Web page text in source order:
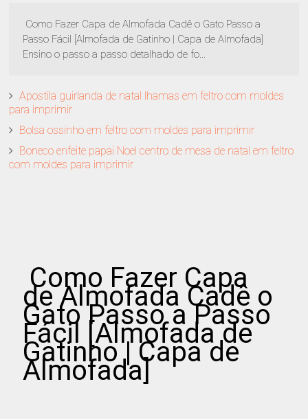
Como Fazer Capa de Almofada Cadê o Gato Passo a
Passo Fácil [Almofada de Gatinho | Capa de Almofada]
Ensino o passo a passo detalhado de fo...
Apostila guirlanda de natal lhamas em feltro com moldes
para imprimir
Bolsa ossinho em feltro com moldes para imprimir
Boneco enfeite papai Noel centro de mesa de natal em feltro
com moldes para imprimir
Como Fazer Capa
de Almofada Cadê o
Gato Passo a Passo
Fácil [Almofada de
Gatinho | Capa de
Almofada]